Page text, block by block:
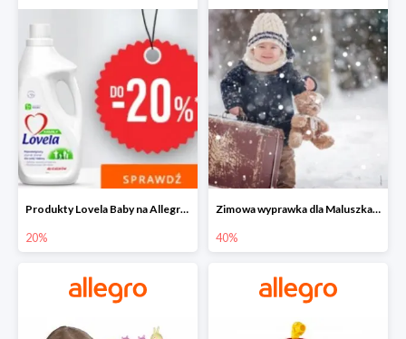
Produkty Lovela Baby na Allegro do -20%
20%
Zimowa wyprawka dla Maluszka na Allegro do -40%
40%